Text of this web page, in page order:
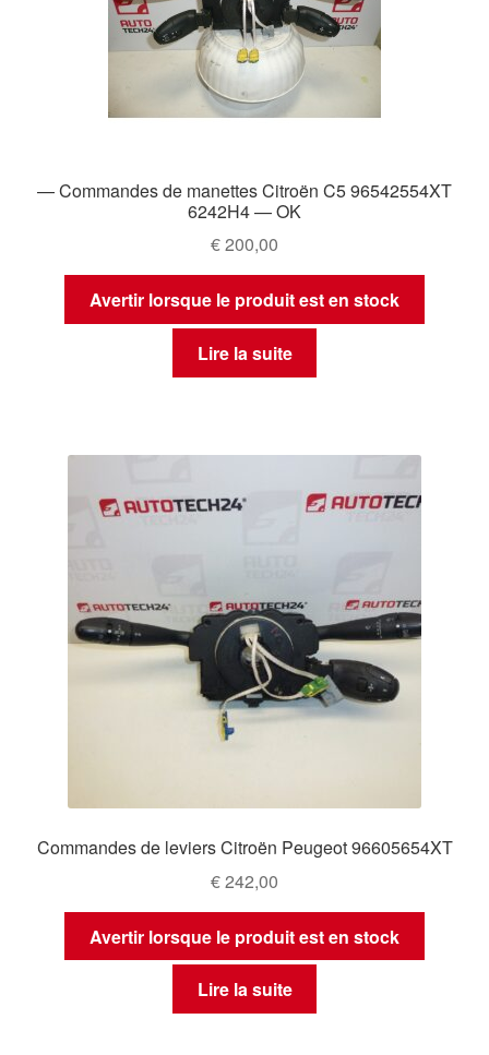
— Commandes de manettes Citroën C5 96542554XT
6242H4 — OK
€200,00
Avertir lorsque le produit est en stock
Lire la suite
Commandes de leviers Citroën Peugeot 96605654XT
€242,00
Avertir lorsque le produit est en stock
Lire la suite